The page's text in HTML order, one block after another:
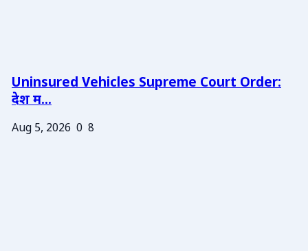
Uninsured Vehicles Supreme Court Order:
देश म...
Aug 5, 2026 0 8